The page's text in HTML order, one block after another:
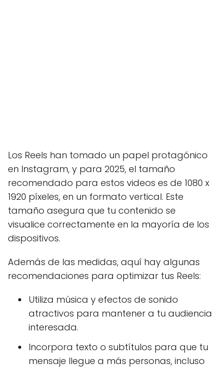
Los Reels han tomado un papel protagónico
en Instagram, y para 2025, el tamaño
recomendado para estos videos es de 1080 x
1920 píxeles, en un formato vertical. Este
tamaño asegura que tu contenido se
visualice correctamente en la mayoría de los
dispositivos.
Además de las medidas, aquí hay algunas
recomendaciones para optimizar tus Reels:
Utiliza música y efectos de sonido
atractivos para mantener a tu audiencia
interesada.
Incorpora texto o subtítulos para que tu
mensaje llegue a más personas, incluso